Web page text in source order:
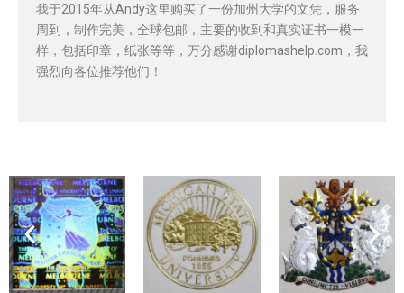
我于2015年从Andy这里购买了一份加州大学的文凭，服务
周到，制作完美，全球包邮，主要的收到和真实证书一模一
样，包括印章，纸张等等，万分感谢diplomashelp.com，我
强烈向各位推荐他们！